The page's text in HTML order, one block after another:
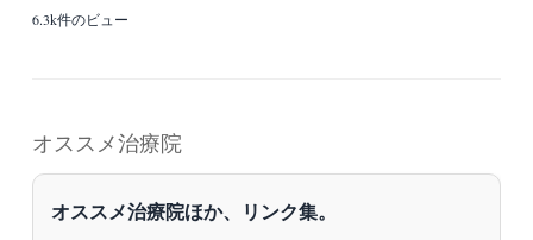
6.3k件のビュー
オススメ治療院
オススメ治療院ほか、リンク集。